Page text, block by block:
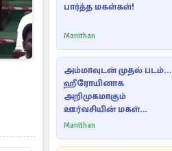
பார்த்த மகள்கள்!
Manithan
அம்மாவுடன் முதல் படம்...
ஹீரோயினாக
அறிமுகமாகும்
ஊர்வசியின் மகள்
தேஜலட்சுமி!
Manithan